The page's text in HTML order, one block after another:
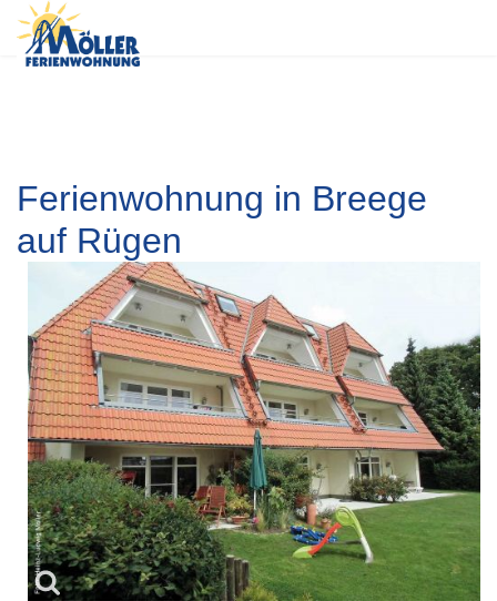
Ferienwohnung in Breege
auf Rügen